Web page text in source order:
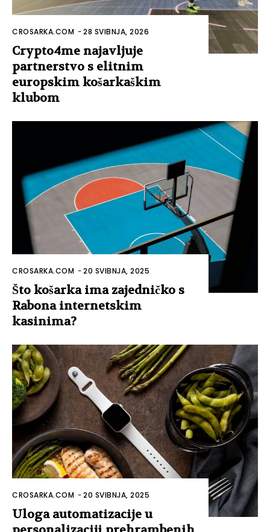
CROSARKA.COM -28 SVIBNJA, 2026
Crypto4me najavljuje
partnerstvo s elitnim
europskim košarkaškim
klubom
CROSARKA.COM -20 SVIBNJA, 2025
Što košarka ima zajedničko s
Rabona internetskim
kasinima?
CROSARKA.COM -20 SVIBNJA, 2025
Uloga automatizacije u